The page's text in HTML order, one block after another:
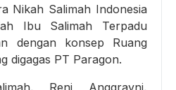
Nikah Salimah Indonesia
Ibu Salimah Terpadu
dengan konsep Ruang
digagas PT Paragon.
Reni Anggrayni,